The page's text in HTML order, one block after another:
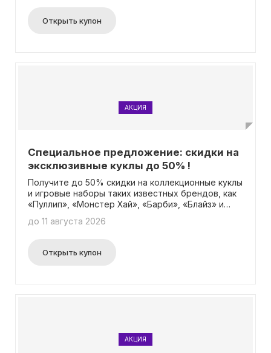
Открыть купон
АКЦИЯ
Специальное предложение: скидки на
эксклюзивные куклы до 50% !
Получите до 50% скидки на коллекционные куклы
и игровые наборы таких известных брендов, как
«Пуллип», «Монстер Хай», «Барби», «Блайз» и
сэкономить при покупке этих эксклюзивных
Гарантированная высокая уникальность и
качество - вот что вы получите приобретая наши
до 11 августа 2026
Открыть купон
АКЦИЯ